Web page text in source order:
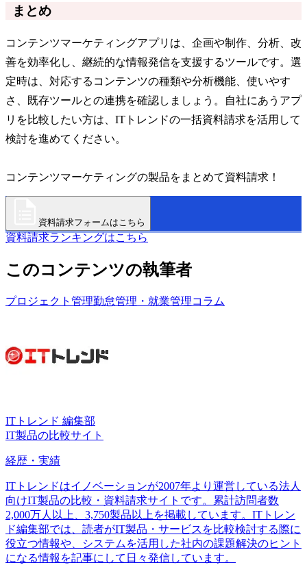
まとめ
コンテンツマーケティングアプリは、企画や制作、分析、改
善を効率化し、継続的な情報発信を支援するツールです。選
定時は、対応するコンテンツの種類や分析機能、使いやす
さ、既存ツールとの連携を確認しましょう。自社にあうアプ
リを比較したい方は、ITトレンドの一括資料請求を活用して
検討を進めてください。
コンテンツマーケティングの製品をまとめて資料請求！
資料請求フォームはこちら
資料請求ランキングはこちら
このコンテンツの執筆者
プロジェクト管理勤怠管理・就業管理コラム
ITトレンド 編集部
IT製品の比較サイト
経歴・実績
ITトレンドはイノベーションが2007年より運営している法人
向けIT製品の比較・資料請求サイトです。累計訪問者数
2,000万人以上、3,750製品以上を掲載しています。ITトレン
ド編集部では、読者がIT製品・サービスを比較検討する際に
役立つ情報や、システムを活用した社内の課題解決のヒント
になる情報を記事にして日々発信しています。